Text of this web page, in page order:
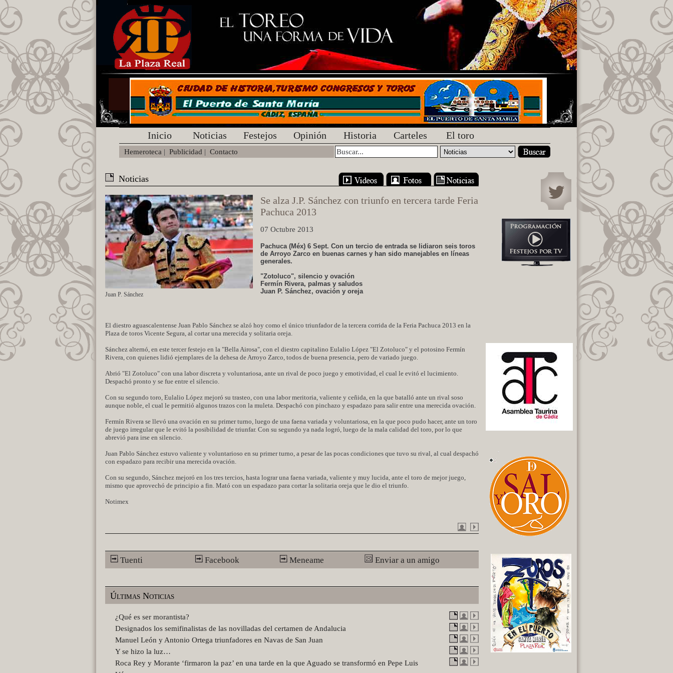
Inicio Noticias Festejos Opinión Historia Carteles El toro
Hemeroteca | Publicidad | Contacto
Noticias
Juan P. Sánchez
Se alza J.P. Sánchez con triunfo en tercera tarde Feria
Pachuca 2013
07 Octubre 2013
Pachuca (Méx) 6 Sept. Con un tercio de entrada se lidiaron seis toros
de Arroyo Zarco en buenas carnes y han sido manejables en líneas
generales.
"Zotoluco", silencio y ovación
Fermín Rivera, palmas y saludos
Juan P. Sánchez, ovación y oreja
El diestro aguascalentense Juan Pablo Sánchez se alzó hoy como el único triunfador de la tercera corrida de la Feria Pachuca 2013 en la
Plaza de toros Vicente Segura, al cortar una merecida y solitaria oreja.
Sánchez alternó, en este tercer festejo en la "Bella Airosa", con el diestro capitalino Eulalio López "El Zotoluco" y el potosino Fermín
Rivera, con quienes lidió ejemplares de la dehesa de Arroyo Zarco, todos de buena presencia, pero de variado juego.
Abrió "El Zotoluco" con una labor discreta y voluntariosa, ante un rival de poco juego y emotividad, el cual le evitó el lucimiento.
Despachó pronto y se fue entre el silencio.
Con su segundo toro, Eulalio López mejoró su trasteo, con una labor meritoria, valiente y ceñida, en la que batalló ante un rival soso
aunque noble, el cual le permitió algunos trazos con la muleta. Despachó con pinchazo y espadazo para salir entre una merecida ovación.
Fermín Rivera se llevó una ovación en su primer turno, luego de una faena variada y voluntariosa, en la que poco pudo hacer, ante un toro
de juego irregular que le evitó la posibilidad de triunfar. Con su segundo ya nada logró, luego de la mala calidad del toro, por lo que
abrevió para irse en silencio.
Juan Pablo Sánchez estuvo valiente y voluntarioso en su primer turno, a pesar de las pocas condiciones que tuvo su rival, al cual despachó
con espadazo para recibir una merecida ovación.
Con su segundo, Sánchez mejoró en los tres tercios, hasta lograr una faena variada, valiente y muy lucida, ante el toro de mejor juego,
mismo que aprovechó de principio a fin. Mató con un espadazo para cortar la solitaria oreja que le dio el triunfo.
Notimex
Tuenti Facebook Meneame Enviar a un amigo
Últimas Noticias
¿Qué es ser morantista?
Designados los semifinalistas de las novilladas del certamen de Andalucia
Manuel León y Antonio Ortega triunfadores en Navas de San Juan
Y se hizo la luz…
Roca Rey y Morante ‘firmaron la paz’ en una tarde en la que Aguado se transformó en Pepe Luis